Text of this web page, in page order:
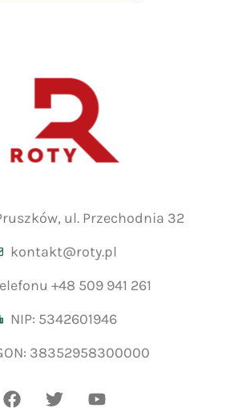
ul. Przechodnia 32
kontakt@roty.pl
+48 509 941 261
NIP: 5342601946
38352958300000